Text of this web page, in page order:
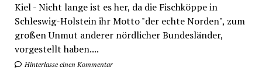
Kiel - Nicht lange ist es her, da die Fischköppe in
Schleswig-Holstein ihr Motto "der echte Norden", zum
großen Unmut anderer nördlicher Bundesländer,
vorgestellt haben....
Hinterlasse einen Kommentar